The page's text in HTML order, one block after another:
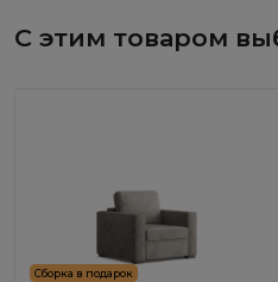
С этим товаром
Сборка в подарок